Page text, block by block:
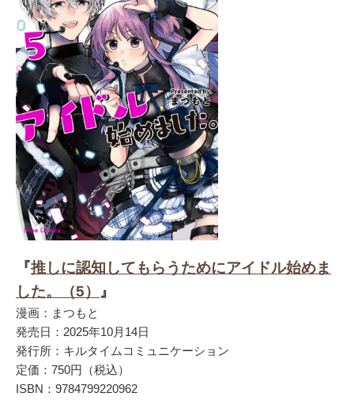
『推しに認知してもらうためにアイドル始めま
した。（5）
』
漫画：まつもと
発売日：2025年10月14日
発行所：キルタイムコミュニケーション
定価：750円（税込）
ISBN：9784799220962